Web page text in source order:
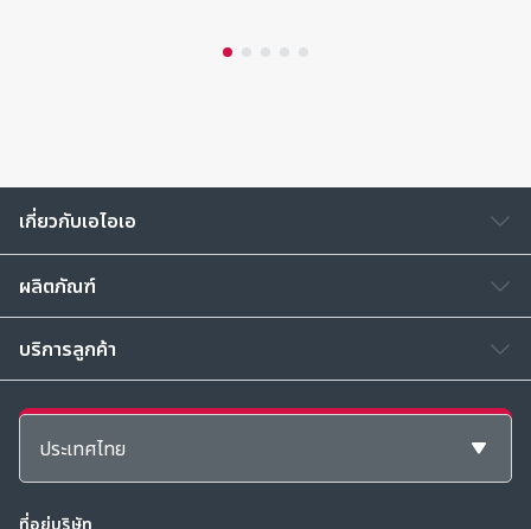
เกี่ยวกับเอไอเอ
ผลิตภัณฑ์
บริการลูกค้า
ประเทศไทย
ที่อยู่บริษัท